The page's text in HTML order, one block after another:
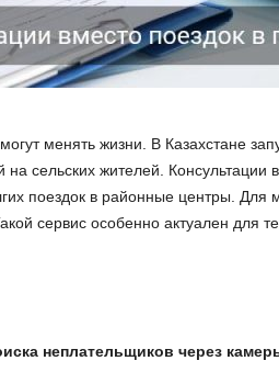
менять жизни. В Казахстане
сельских жителей. Консультации
поездок в районные центры. Для
сервис особенно актуален для
неплательщиков через